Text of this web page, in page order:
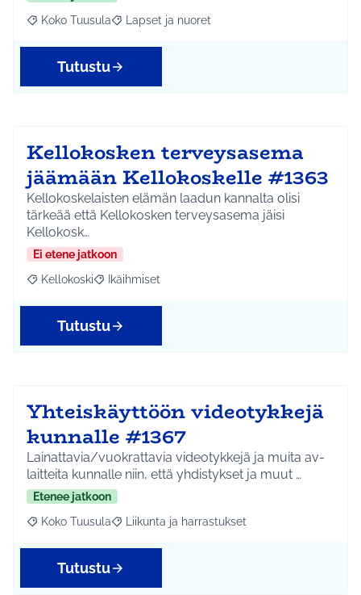
Rajaa tulokset aihepiirin mukaan: Koko Tuusula
Koko Tuusula Rajaa tulokset teeman mukaan: Lapset ja
Lapset ja nuoret
Tutustu
Kellokosken terveysasema
jäämään Kellokoskelle #1363
Kellokoskelaisten elämän laadun kannalta olisi
tärkeää että Kellokosken terveysasema jäisi
Kellokosk…
Ei etene jatkoon
Rajaa tulokset aihepiirin mukaan: Kellokoski
Kellokoski Rajaa tulokset teeman mukaan: Ikäihmiset
Ikäihmiset
Tutustu
Yhteiskäyttöön videotykkejä
kunnalle #1367
Lainattavia/vuokrattavia videotykkejä ja muita av-
laitteita kunnalle niin, että yhdistykset ja muut …
Etenee jatkoon
Rajaa tulokset aihepiirin mukaan: Koko Tuusula
Koko Tuusula Rajaa tulokset teeman mukaan: Liikunta ja
Liikunta ja harrastukset
Tutustu